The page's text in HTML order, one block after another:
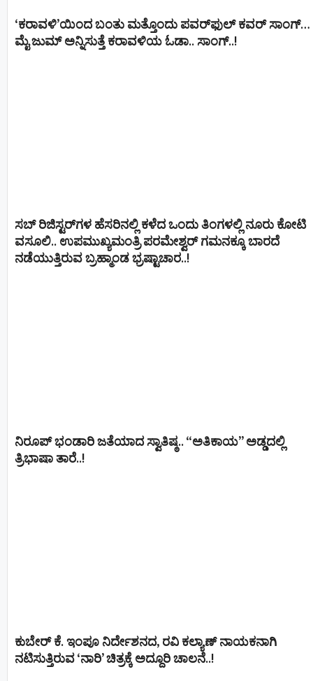
‘ಕರಾವಳಿ’ಯಿಂದ ಬಂತು ಮತ್ತೊಂದು ಪವರ್‌ಫುಲ್ ಕವರ್ ಸಾಂಗ್…
ಮೈ ಜುಮ್ ಅನ್ನಿಸುತ್ತೆ ಕರಾವಳಿಯ ಓಡಾ.. ಸಾಂಗ್‌..!
ಸಬ್ ರಿಜಿಸ್ಟರ್​ಗಳ ಹೆಸರಿನಲ್ಲಿ ಕಳೆದ ಒಂದು ತಿಂಗಳಲ್ಲಿ ನೂರು ಕೋಟಿ
ವಸೂಲಿ.. ಉಪಮುಖ್ಯಮಂತ್ರಿ ಪರಮೇಶ್ವರ್​ ಗಮನಕ್ಕೂ ಬಾರದೆ
ನಡೆಯುತ್ತಿರುವ ಬ್ರಹ್ಮಾಂಡ ಭ್ರಷ್ಟಾಚಾರ..!
ನಿರೂಪ್ ಭಂಡಾರಿ ಜತೆಯಾದ ಸ್ವಾತಿಷ್ಠ.. “ಅತಿಕಾಯ” ಅಡ್ಡದಲ್ಲಿ
ತ್ರಿಭಾಷಾ ತಾರೆ..!
ಕುಬೇರ್ ಕೆ. ಇಂಪೂ ನಿರ್ದೇಶನದ, ರವಿ ಕಲ್ಯಾಣ್‍ ನಾಯಕನಾಗಿ
ನಟಿಸುತ್ತಿರುವ ‘ನಾರಿ’ ಚಿತ್ರಕ್ಕೆ ಅದ್ದೂರಿ ಚಾಲನೆ..!